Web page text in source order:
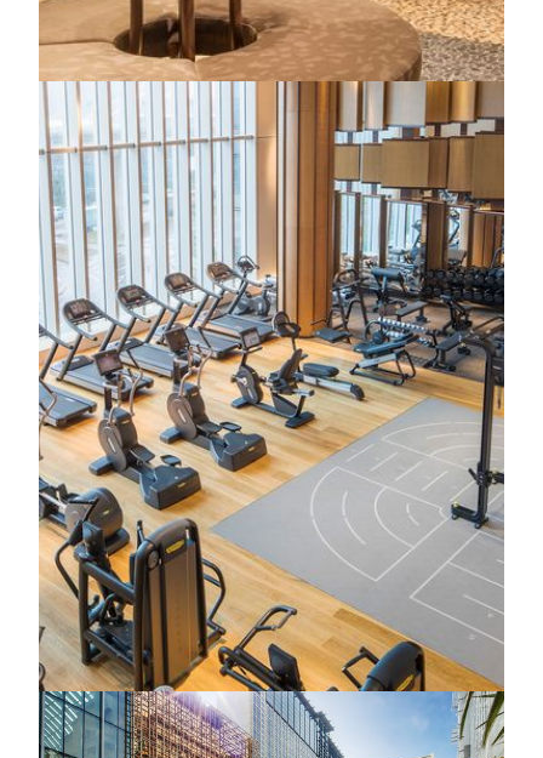
12:00 PM - 8:00 PM
더 알아보기
MGM COTAI
피트니스 센터
다양한 피트니스 클래스를 만들기 위한 첨단 피트니스
장비와 시설, 운동을 통한 완벽한 체형 관리, 심장 기능
향상과 근력 운동 강화를 위한 기능 훈련, '활력'으로 가
장 아름다운 모습을 보여줍니다. 스파센터 내에 위치한
피트니스실에는 심장 기능 향상 및 근력 훈련을 위한 다
양한 '태크노짐' 첨단 피트니스 장비가 갖춰져 있습니
다. 실내에 설치된 에어로빅 스튜디오에서 몸풀기와 스
트레칭을 할 수 있습니다. 또한, 센터의 다국어 피트니
스 강사가 요청에 의해 건강 평가, 조언 및 개인 훈련을
진행할 수 있습니다. 등록하신 모든 호텔 손님께서는 반
드시 전화로 예약하셔야 트리아 피트니스 클래스, 그리
고 Technogym 시설 및 다양한 심폐훈련 장비를 포함하
는 피트니스 장비를 무료로 이용하실 수 있습니다. 일정
표와 등록은 전화로 문의하시기 바랍니다. 복장규정: 사
용자께서는 적절한 운동복과 운동화를 착용하십시오.
더 알아보기
MGM COTAI